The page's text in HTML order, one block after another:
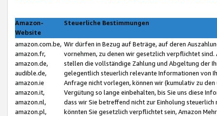
Amazon-
Website
Steuerliche Bestimmungen
amazon.com.be,
amazon.fr,
amazon.de,
audible.de,
amazon.ie
amazon.it,
amazon.nl,
amazon.pl,
Wir dürfen in Bezug auf Beträge, auf deren
vornehmen, zu denen wir gesetzlich verpflichtet
stellen die vollständige Zahlung und Abgeltung der
gelegentlich steuerlich relevante Informationen von
Anfrage nicht vorlegen, können wir (kumulativ zu
Vergütung so lange einbehalten, bis Sie uns diese
dass wir Sie betreffend nicht zur Einholung
könnten Sie gesetzlich verpflichtet sein, Amazon